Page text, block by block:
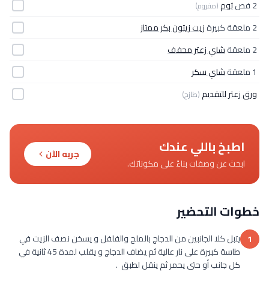
2 فص ثوم(مفروم)
2 ملعقة كبيرة
زيت زيتون بكر ممتاز
2 ملعقة
شاي زعتر مجفف
1 ملعقة
شاي سكر
ورق زعتر للتقديم(طازج)
اطبخ باللي عندك
ابحث عن وصفات بناءً على مكوناتك.
جربه الآن
خطوات التحضير
1 يتبل كلا الجانبين من الدجاج بالملح والفلفل و يسخن نصف الزيت في
طاسة كبيرة على نار عالية ثم يضاف الدجاج و يقلب لمدة 45 ثانية في
كل جانب أو حتى يحمر ثم ينقل لطبق .